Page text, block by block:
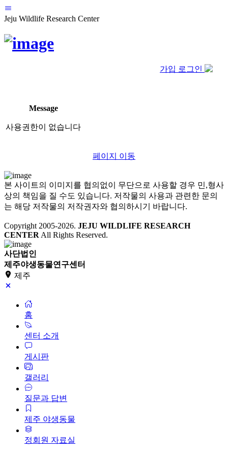
Jeju Wildlife Research Center
가입 로그인
Message
사용권한이 없습니다
페이지 이동
본 사이트의 이미지를 협의없이 무단으로 사용할 경우 민,형사
상의 책임을 질 수도 있습니다. 저작물의 사용과 관련한 문의
는 해당 저작물의 저작권자와 협의하시기 바랍니다.
Copyright 2005-2026. JEJU WILDLIFE RESEARCH
CENTER All Rights Reserved.
사단법인
제주야생동물연구센터
제주
홈
센터 소개
게시판
갤러리
질문과 답변
제주 야생동물
정회원 자료실